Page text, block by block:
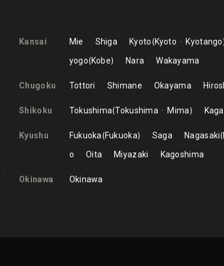
Kansai Mie Shiga Kyoto Kyoto Kyotango
yogo Kobe Nara Wakayama
Chugoku Tottori Shimane Okayama
Shikoku Tokushima Tokushima Mima
Kyushu Fukuoka Fukuoka Saga Nagasaki
o
Oita Miyazaki Kagoshima
Okinawa Okinawa